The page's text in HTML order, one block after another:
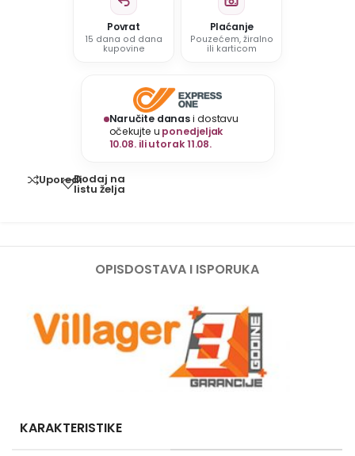
Povrat
15 dana od dana
kupovine
Plaćanje
Pouzećem, žiralno
ili karticom
Naručite danasi dostavu
očekujte u ponedjeljak
10.08. ili utorak 11.08.
UporediDodaj na
listu želja
OPISDOSTAVA I ISPORUKA
KARAKTERISTIKE